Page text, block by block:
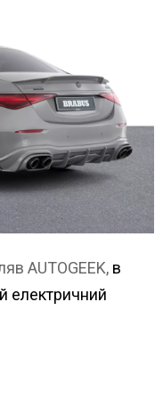
AUTOGEEK, в
електричний